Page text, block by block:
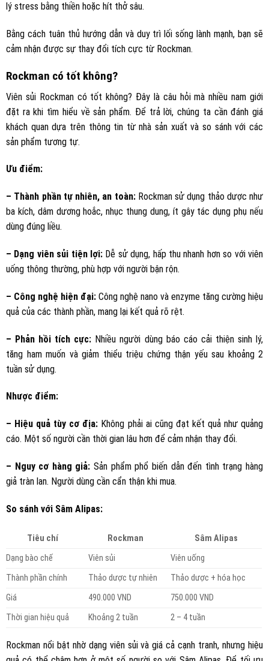
lý stress bằng thiền hoặc hít thở sâu.
Bằng cách tuân thủ hướng dẫn và duy trì lối sống lành mạnh, bạn sẽ
cảm nhận được sự thay đổi tích cực từ Rockman.
Rockman có tốt không?
Viên sủi Rockman có tốt không? Đây là câu hỏi mà nhiều nam giới
đặt ra khi tìm hiểu về sản phẩm. Để trả lời, chúng ta cần đánh giá
khách quan dựa trên thông tin từ nhà sản xuất và so sánh với các
sản phẩm tương tự.
Ưu điểm:
– Thành phần tự nhiên, an toàn:Rockman sử dụng thảo dược như
ba kích, dâm dương hoắc, nhục thung dung, ít gây tác dụng phụ nếu
dùng đúng liều.
– Dạng viên sủi tiện lợi: Dễ sử dụng, hấp thu nhanh hơn so với viên
uống thông thường, phù hợp với người bận rộn.
– Công nghệ hiện đại: Công nghệ nano và enzyme tăng cường hiệu
quả của các thành phần, mang lại kết quả rõ rệt.
– Phản hồi tích cực: Nhiều người dùng báo cáo cải thiện sinh lý,
tăng ham muốn và giảm thiểu triệu chứng thận yếu sau khoảng 2
tuần sử dụng.
Nhược điểm:
– Hiệu quả tùy cơ địa: Không phải ai cũng đạt kết quả như quảng
cáo. Một số người cần thời gian lâu hơn để cảm nhận thay đổi.
– Nguy cơ hàng giả: Sản phẩm phổ biến dẫn đến tình trạng hàng
giả tràn lan. Người dùng cần cẩn thận khi mua.
So sánh với Sâm Alipas:
Tiêu chí Rockman
Sâm Alipas
Dạng bào chế
Viên sủi
Viên uống
Thành phần chính
Thảo dược tự nhiên
Thảo dược + hóa học
Giá
490.000 VND
750.000 VND
Thời gian hiệu quả
Khoảng 2 tuần 2 – 4 tuần
Rockman nổi bật nhờ dạng viên sủi và giá cả cạnh tranh, nhưng hiệu